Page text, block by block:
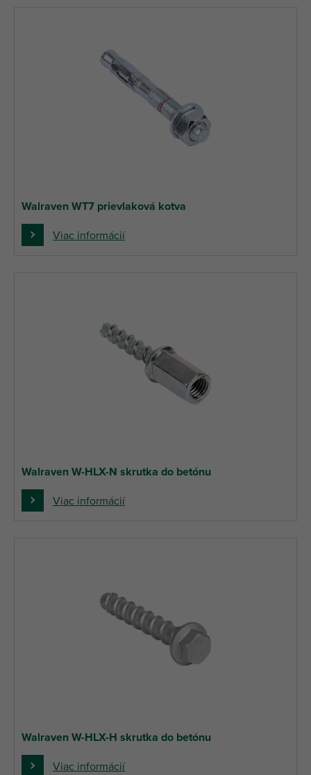
Walraven WT7 prievlaková kotva
Viac informácií
Walraven W-HLX-N skrutka do betónu
Viac informácií
Walraven W-HLX-H skrutka do betónu
Viac informácií